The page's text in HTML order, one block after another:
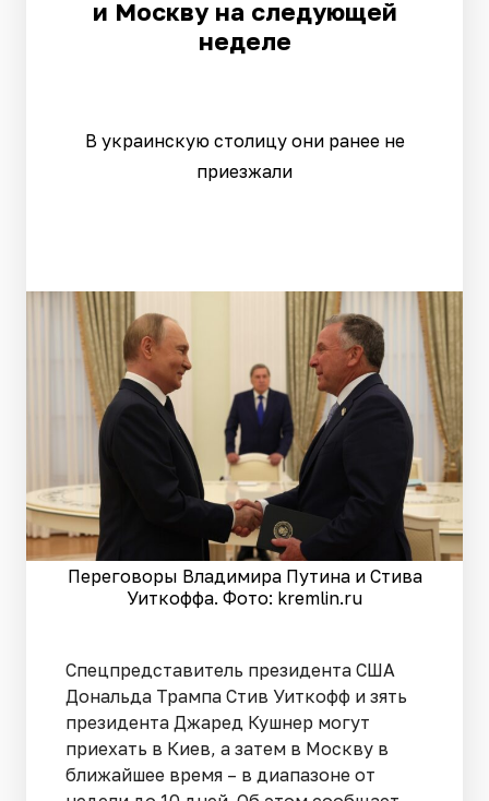
и Москву на следующей
неделе
В украинскую столицу они ранее не
приезжали
Переговоры Владимира Путина и Стива
Уиткоффа. Фото: kremlin.ru
Спецпредставитель президента США
Дональда Трампа Стив Уиткофф и зять
президента Джаред Кушнер могут
приехать в Киев, а затем в Москву в
ближайшее время – в диапазоне от